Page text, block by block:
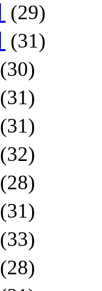
(29)
(31)
(30)
(31)
(31)
(32)
(28)
(31)
(33)
(28)